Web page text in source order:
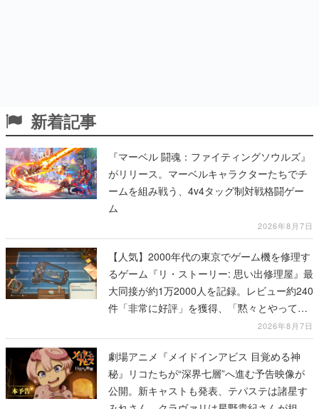
新着記事
『マーベル 闘魂：ファイティングソウルズ』
がリリース。マーベルキャラクターたちでチ
ームを組み戦う、4v4タッグ制対戦格闘ゲー
ム
2026年8月7日
【人気】2000年代の東京でゲーム機を修理す
るゲーム『リ・ストーリー: 思い出修理屋』最
大同接が約1万2000人を記録。レビュー約240
件「非常に好評」を獲得、「黙々とやってし
2026年8月7日
劇場アニメ『メイドインアビス 目覚める神
秘』リコたちが“深界七層”へ進む予告映像が
公開。新キャストも発表、テパステは諸星す